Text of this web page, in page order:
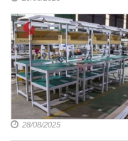
28/08/2025